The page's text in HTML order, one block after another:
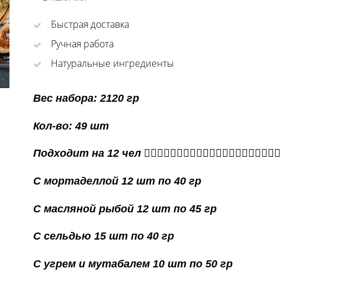
Быстрая доставка
Ручная работа
Натуральные ингредиенты
Вес набора: 2120 гр
Кол-во: 49 шт
Подходит на 12 чел 🙎🏻‍♀️🙎🏻‍♀️🙎🏻‍♀️🙎🏻‍♀️🙎🏻‍♀️🙎🏻‍♀️🙎🏻‍♀️
С мортаделлой 12 шт по 40 гр
С масляной рыбой 12 шт по 45 гр
С сельдью 15 шт по 40 гр
С угрем и мутабалем 10 шт по 50 гр